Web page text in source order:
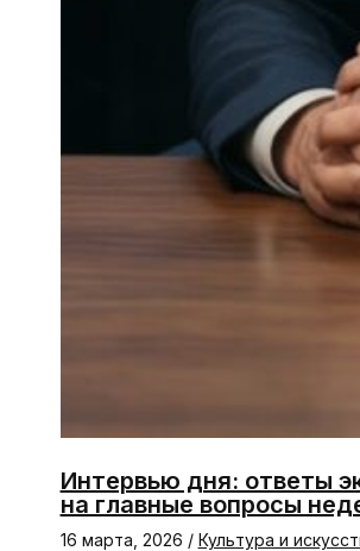
Интервью дня: ответы
на главные вопросы
16 марта, 2026 / Культура и